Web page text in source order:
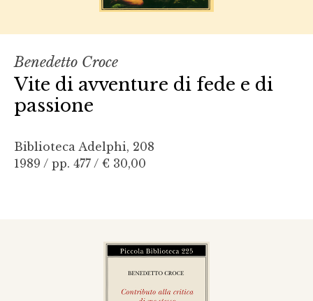
Benedetto Croce
Vite di avventure di fede e di
passione
Biblioteca Adelphi, 208
1989 / pp. 477 / € 30,00